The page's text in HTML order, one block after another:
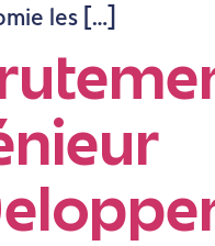
les […]